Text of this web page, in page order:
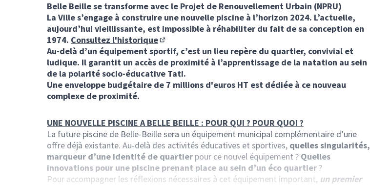
Belle Beille se transforme avec le Projet de Renouvellement Urbain (NPRU)
La Ville s’engage à construire une nouvelle piscine à l’horizon 2024. L’actuelle,
aujourd’hui vieillissante, est impossible à réhabiliter du fait de sa conception en
1974. Consultez l'historique
(Lien externe)
Au-delà d’un équipement sportif, c’est un lieu repère du quartier, convivial et
ludique. Il garantit un accès de proximité à l’apprentissage de la natation au sein
de la polarité socio-éducative Tati.
Une enveloppe budgétaire de 7 millions d'euros HT est dédiée à ce nouveau
complexe de proximité.
UNE NOUVELLE PISCINE A BELLE BEILLE : POUR QUI ? POUR QUOI ?
La future piscine de Belle-Beille sera un équipement municipal complémentaire d’une
offre déjà existante. Au-delà des activités éducatives et sportives, quelles singularités,
marqueur d’une identité de quartier pour ce nouvel équipement ? Quelles
innovations pour une piscine prenant place au sein d’un éco quartier?
Pour accompagner les réflexions nécessaires à cet équipement important, un premier